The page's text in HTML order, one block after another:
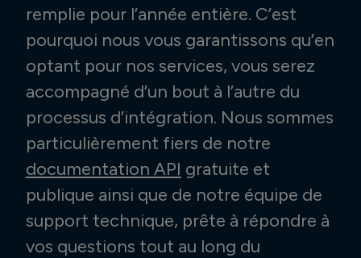
remplie pour l’année entière. C’est
pourquoi nous vous garantissons qu’en
optant pour nos services, vous serez
accompagné d’un bout à l’autre du
processus d’intégration. Nous sommes
particulièrement fiers de notre
documentation API gratuite et
publique ainsi que de notre équipe de
support technique, prête à répondre à
vos questions tout au long du